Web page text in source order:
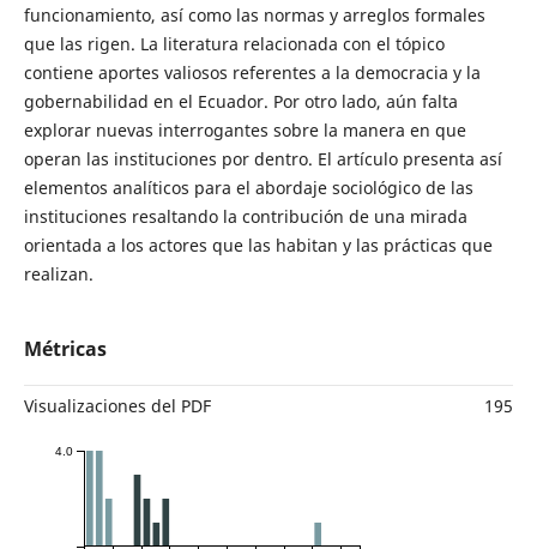
funcionamiento, así como las normas y arreglos formales
que las rigen. La literatura relacionada con el tópico
contiene aportes valiosos referentes a la democracia y la
gobernabilidad en el Ecuador. Por otro lado, aún falta
explorar nuevas interrogantes sobre la manera en que
operan las instituciones por dentro. El artículo presenta así
elementos analíticos para el abordaje sociológico de las
instituciones resaltando la contribución de una mirada
orientada a los actores que las habitan y las prácticas que
realizan.
Métricas
Visualizaciones del PDF 195
4.0